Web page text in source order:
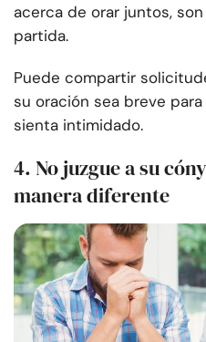
acerca de orar juntos,
partida.
Puede compartir
su oración sea breve
sienta intimidado.
4. No juzgue a su
manera diferente